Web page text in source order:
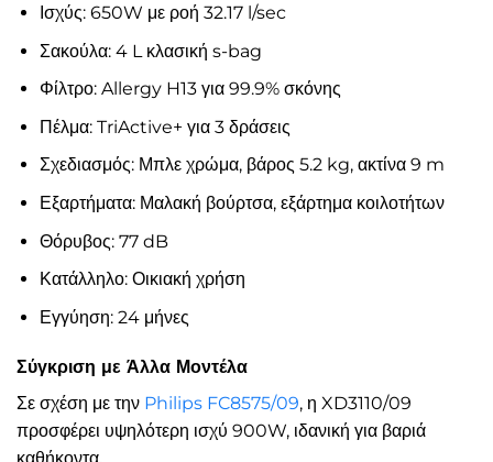
Ισχύς: 650W με ροή 32.17 l/sec
Σακούλα: 4 L κλασική s-bag
Φίλτρο: Allergy H13 για 99.9% σκόνης
Πέλμα: TriActive+ για 3 δράσεις
Σχεδιασμός: Μπλε χρώμα, βάρος 5.2 kg, ακτίνα 9 m
Εξαρτήματα: Μαλακή βούρτσα, εξάρτημα κοιλοτήτων
Θόρυβος: 77 dB
Κατάλληλο: Οικιακή χρήση
Εγγύηση: 24 μήνες
Σύγκριση με Άλλα Μοντέλα
Σε σχέση με την Philips FC8575/09, η XD3110/09
προσφέρει υψηλότερη ισχύ 900W, ιδανική για βαριά